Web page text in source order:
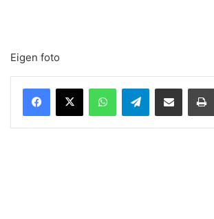
Eigen foto
WhatsAppTelegramDelen via Email